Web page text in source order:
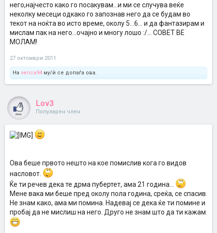
него,најчесто како го посакувам...и ми се случува веќе
неколку месеци одкако го запознав него да се будам во
текот на ноќта во исто време, околу 5...6... и да фантазирам и
мислам пак на него...очајно и многу лошо :/... СОВЕТ ВЕ
МОЛАМ!
27 октомври 2011
На verica94 му/ѝ се допаѓа ова.
Lov3
Популарен член
Ова беше првото нешто на кое помислив кога го видов
насловот.
Ќе ти речев дека те дрма пубертет, ама 21 година...
Мене вака ми беше пред околу пола година, среќа, се спасив.
Не знам како, ама ми помина. Надевај се дека ќе ти помине и
пробај да не мислиш на него. Друго не знам што да ти кажам.